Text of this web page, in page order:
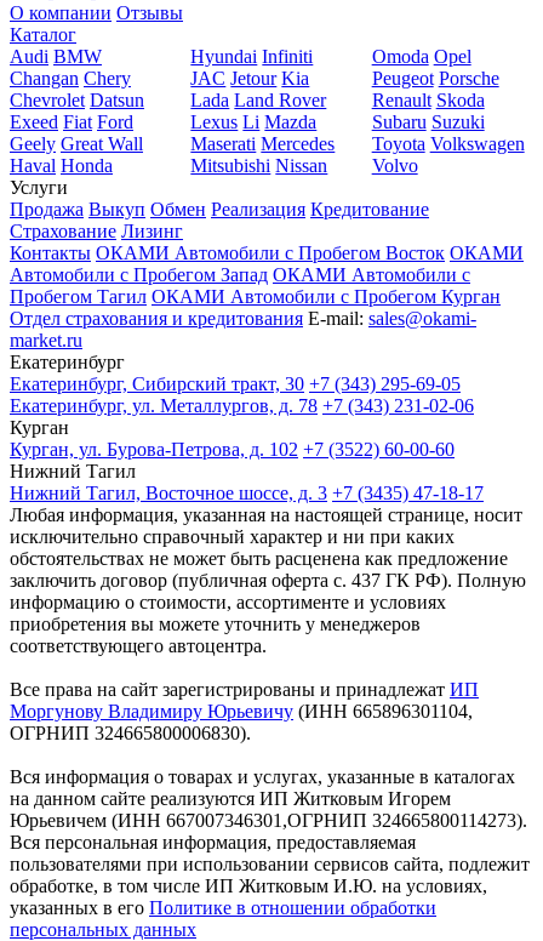
О компании Отзывы
Каталог
Audi BMW
Changan Chery
Chevrolet Datsun
Exeed Fiat Ford
Geely Great Wall
Haval Honda
Hyundai Infiniti
JAC Jetour Kia
Lada Land Rover
Lexus Li Mazda
Maserati Mercedes
Mitsubishi Nissan
Omoda Opel
Peugeot Porsche
Renault Skoda
Subaru Suzuki
Toyota Volkswagen
Volvo
Услуги
Продажа Выкуп Обмен Реализация Кредитование
Страхование Лизинг
Контакты ОКАМИ Автомобили с Пробегом Восток ОКАМИ
Автомобили с Пробегом Запад ОКАМИ Автомобили с
Пробегом Тагил ОКАМИ Автомобили с Пробегом Курган
Отдел страхования и кредитования E-mail: sales@okami-
market.ru
Екатеринбург
Екатеринбург, Сибирский тракт, 30 +7 (343) 295-69-05
Екатеринбург, ул. Металлургов, д. 78 +7 (343) 231-02-06
Курган
Курган, ул. Бурова-Петрова, д. 102 +7 (3522) 60-00-60
Нижний Тагил
Нижний Тагил, Восточное шоссе, д. 3 +7 (3435) 47-18-17
Любая информация, указанная на настоящей странице, носит
исключительно справочный характер и ни при каких
обстоятельствах не может быть расценена как предложение
заключить договор (публичная оферта с. 437 ГК РФ). Полную
информацию о стоимости, ассортименте и условиях
приобретения вы можете уточнить у менеджеров
соответствующего автоцентра.
Все права на сайт зарегистрированы и принадлежат ИП
Моргунову Владимиру Юрьевичу (ИНН 665896301104,
ОГРНИП 324665800006830).
Вся информация о товарах и услугах, указанные в каталогах
на данном сайте реализуются ИП Житковым Игорем
Юрьевичем (ИНН 667007346301,ОГРНИП 324665800114273).
Вся персональная информация, предоставляемая
пользователями при использовании сервисов сайта, подлежит
обработке, в том числе ИП Житковым И.Ю. на условиях,
указанных в его Политике в отношении обработки
персональных данных